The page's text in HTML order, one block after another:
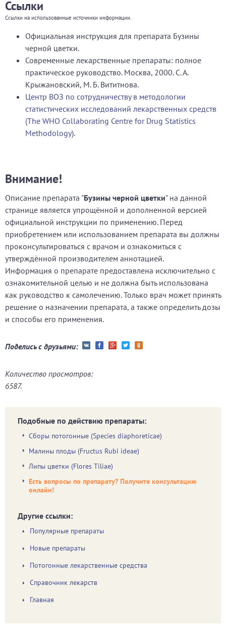
Ссылки
Ссылки на использованные источники информации.
Официальная инструкция для препарата Бузины
черной цветки.
Современные лекарственные препараты: полное
практическое руководство. Москва, 2000. С. А.
Крыжановский, М. Б. Вититнова.
Центр ВОЗ по сотрудничеству в методологии
статистических исследований лекарственных средств
(The WHO Collaborating Centre for Drug Statistics
Methodology).
Внимание!
Описание препарата "Бузины черной цветки" на данной
странице является упрощённой и дополненной версией
официальной инструкции по применению. Перед
приобретением или использованием препарата вы должны
проконсультироваться с врачом и ознакомиться с
утверждённой производителем аннотацией.
Информация о препарате предоставлена исключительно с
ознакомительной целью и не должна быть использована
как руководство к самолечению. Только врач может принять
решение о назначении препарата, а также определить дозы
и способы его применения.
Поделись с друзьями:
Количество просмотров:
6587.
Подобные по действию препараты:
Сборы потогонные (Species diaphoreticae)
Малины плоды (Fructus Rubi ideae)
Липы цветки (Flores Tiliae)
Есть вопросы по препарату? Получите консультацию
онлайн!
Другие ссылки:
Популярные препараты
Новые препараты
Потогонные лекарственные средства
Справочник лекарств
Главная